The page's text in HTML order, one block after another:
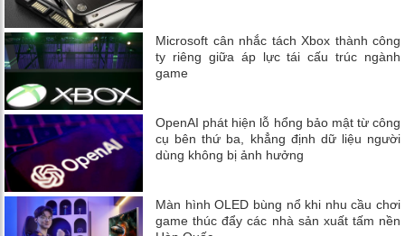
Microsoft cân nhắc tách Xbox thành công
ty riêng giữa áp lực tái cấu trúc ngành
game
OpenAI phát hiện lỗ hổng bảo mật từ công
cụ bên thứ ba, khẳng định dữ liệu người
dùng không bị ảnh hưởng
Màn hình OLED bùng nổ khi nhu cầu chơi
game thúc đẩy các nhà sản xuất tấm nền